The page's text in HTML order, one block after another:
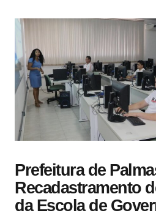
Prefeitura de
Recadastramento
da Escola de